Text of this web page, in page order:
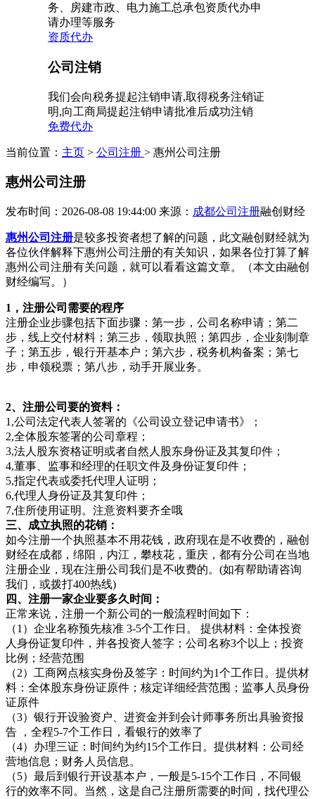
务、房建市政、电力施工总承包资质代办申
请办理等服务
资质代办
公司注销
我们会向税务提起注销申请,取得税务注销证
明,向工商局提起注销申请批准后成功注销
免费代办
当前位置： 主页 > 公司注册 > 惠州公司注册
惠州公司注册
发布时间：2026-08-08 19:44:00 来源： 成都公司注册融创财经
惠州公司注册是较多投资者想了解的问题，此文融创财经就为
各位伙伴解释下惠州公司注册的有关知识，如果各位打算了解
惠州公司注册有关问题，就可以看看这篇文章。（本文由融创
财经编写。）
1，注册公司需要的程序
注册企业步骤包括下面步骤：第一步，公司名称申请；第二
步，线上交付材料；第三步，领取执照；第四步，企业刻制章
子；第五步，银行开基本户；第六步，税务机构备案；第七
步，申领税票；第八步，动手开展业务。
2、注册公司要的资料：
1,公司法定代表人签署的《公司设立登记申请书》；
2,全体股东签署的公司章程；
3,法人股东资格证明或者自然人股东身份证及其复印件；
4,董事、监事和经理的任职文件及身份证复印件；
5,指定代表或委托代理人证明；
6,代理人身份证及其复印件；
7,住所使用证明。注意资料要齐全哦
三、成立执照的花销：
如今注册一个执照基本不用花钱，政府现在是不收费的，融创
财经在成都，绵阳，内江，攀枝花，重庆，都有分公司在当地
注册企业，现在注册公司我们是不收费的。(如有帮助请咨询
我们，或拨打400热线)
四、注册一家企业要多久时间：
正常来说，注册一个新公司的一般流程时间如下：
（1）企业名称预先核准 3-5个工作日。 提供材料：全体投资
人身份证复印件，并各投资人签字；公司名称3个以上；投资
比例；经营范围
（2）工商网点核实身份及签字：时间约为1个工作日。提供材
料：全体股东身份证原件；核定详细经营范围；监事人员身份
证原件
（3）银行开设验资户、进资金并到会计师事务所出具验资报
告 ，全程5-7个工作日，看银行的效率了
（4）办理三证：时间约为约15个工作日。提供材料：公司经
营地信息；财务人员信息。
（5）最后到银行开设基本户，一般是5-15个工作日，不同银
行的效率不同。当然，这是自己注册所需要的时间，找代理公